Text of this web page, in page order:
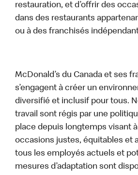
restauration, et d’offrir des
dans des restaurants
ou à des franchisés
McDonald’s du Canada et ses
s’engagent à créer un
diversifié et inclusif pour tous.
travail sont régis par une
place depuis longtemps visant
occasions justes, équitables et
tous les employés actuels et
mesures d’adaptation sont